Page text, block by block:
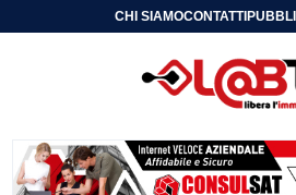
CHI SIAMOCONTATTI